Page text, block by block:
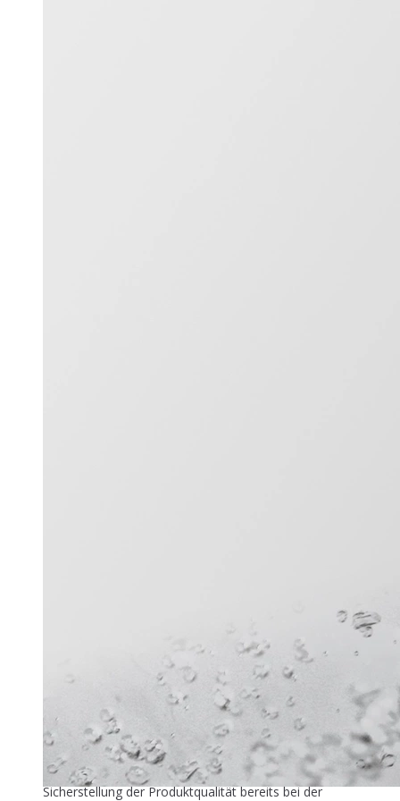
Zuver­läs­si­ge Füllstandmessung
26. Mai 2026
In der industriellen Speiseeisproduktion beginnt die
Sicherstellung der Produktqualität bereits bei der